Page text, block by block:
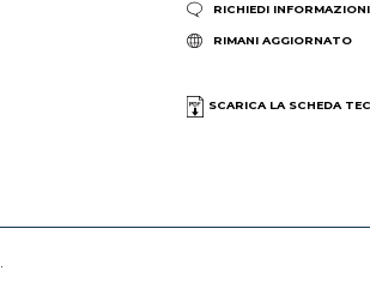
RICHIEDI INFORMAZIONI
RIMANI AGGIORNATO
SCARICA LA SCHEDA